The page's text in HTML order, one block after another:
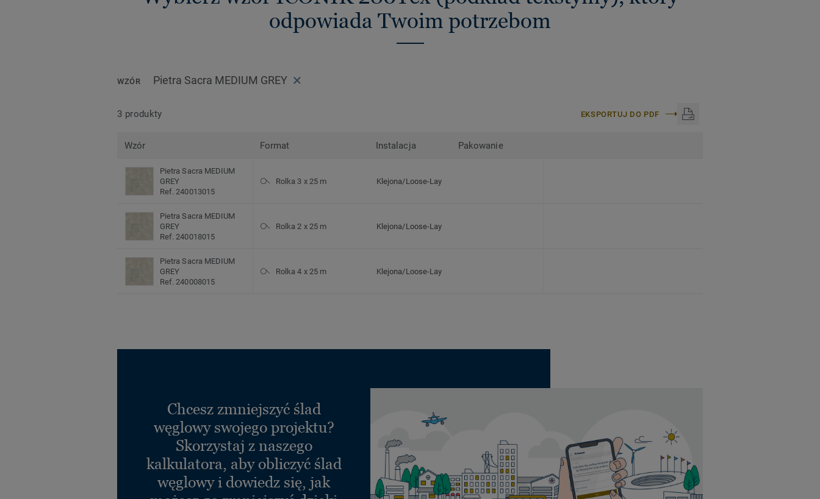
odpowiada Twoim potrzebom
WZÓR Pietra Sacra MEDIUM GREY
3 produkty EKSPORTUJ DO PDF
Wzór Format Instalacja Pakowanie
Pietra Sacra MEDIUM
GREY
Ref. 240013015
Rolka 3 x 25 m Klejona/Loose-Lay
Pietra Sacra MEDIUM
GREY
Ref. 240018015
Rolka 2 x 25 m Klejona/Loose-Lay
Pietra Sacra MEDIUM
GREY
Ref. 240008015
Rolka 4 x 25 m Klejona/Loose-Lay
Chcesz zmniejszyć ślad
węglowy swojego projektu?
Skorzystaj z naszego
kalkulatora, aby obliczyć ślad
węglowy i dowiedz się, jak